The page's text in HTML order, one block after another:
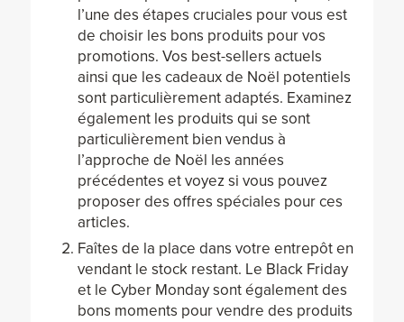
l’une des étapes cruciales pour vous est
de choisir les bons produits pour vos
promotions. Vos best-sellers actuels
ainsi que les cadeaux de Noël potentiels
sont particulièrement adaptés. Examinez
également les produits qui se sont
particulièrement bien vendus à
l’approche de Noël les années
précédentes et voyez si vous pouvez
proposer des offres spéciales pour ces
articles.
Faîtes de la place dans votre entrepôt en
vendant le stock restant. Le Black Friday
et le Cyber Monday sont également des
bons moments pour vendre des produits